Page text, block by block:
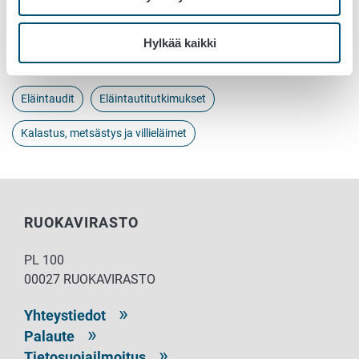
Hylkää kaikki
Avainsanat
Eläintaudit Eläintautitutkimukset
Kalastus, metsästys ja villieläimet
RUOKAVIRASTO
PL 100
00027 RUOKAVIRASTO
Yhteystiedot
Palaute